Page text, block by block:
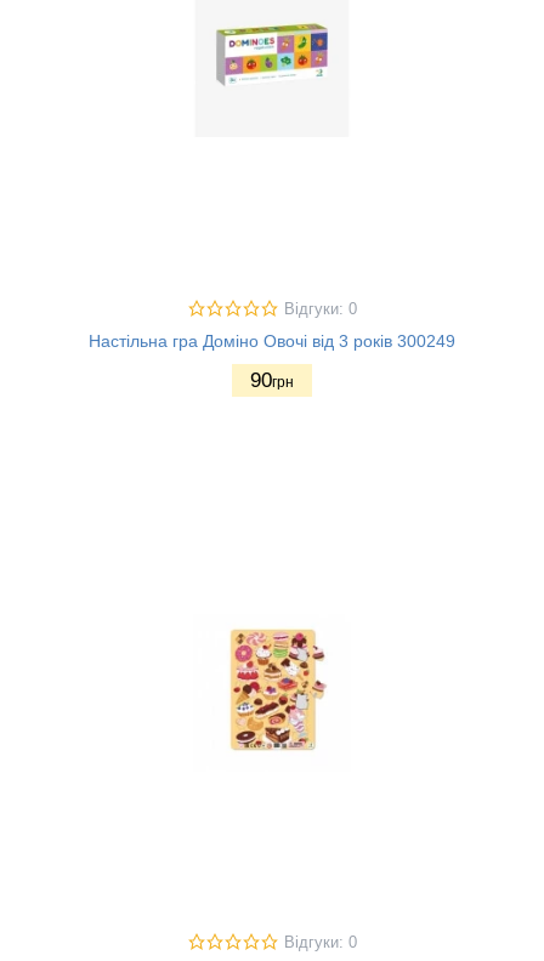
Відгуки: 0
Настільна гра Доміно Овочі від 3 років 300249
90грн
Відгуки: 0